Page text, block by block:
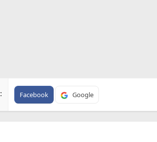
Facebook Google